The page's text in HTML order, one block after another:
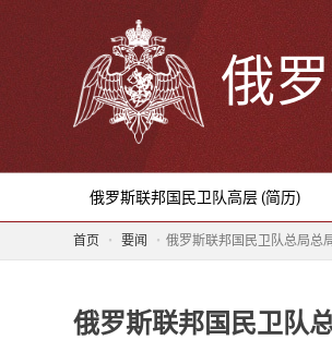
俄
俄罗斯联邦国民卫队高层 (简历)
首页 要闻 俄罗斯联邦国民卫队总局总
俄罗斯联邦国民卫队